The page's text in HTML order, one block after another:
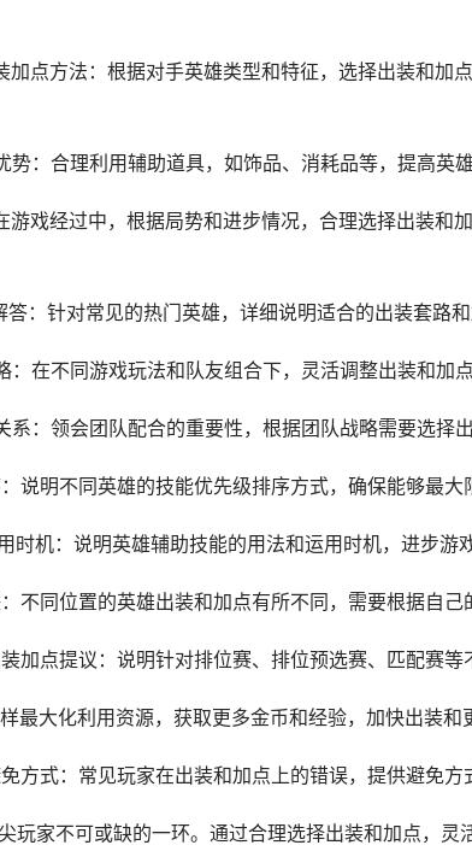
加点方法：根据对手英雄类型和特征，选择出装和加
势：合理利用辅助道具，如饰品、消耗品等，提高英
游戏经过中，根据局势和进步情况，合理选择出装和
：针对常见的热门英雄，详细说明适合的出装套路和
：在不同游戏玩法和队友组合下，灵活调整出装和加
系：领会团队配合的重要性，根据团队战略需要选择出
说明不同英雄的技能优先级排序方式，确保能够最大
时机：说明英雄辅助技能的用法和运用时机，进步游
不同位置的英雄出装和加点有所不同，需要根据自己
加点提议：说明针对排位赛、排位预选赛、匹配赛等
最大化利用资源，获取更多金币和经验，加快出装和
方式：常见玩家在出装和加点上的错误，提供避免方
玩家不可或缺的一环。通过合理选择出装和加点，灵